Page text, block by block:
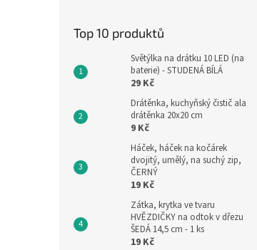
Top 10 produktů
Světýlka na drátku 10 LED (na
baterie) - STUDENÁ BÍLÁ
29 Kč
Drátěnka, kuchyňský čistič ala
drátěnka 20x20 cm
9 Kč
Háček, háček na kočárek
dvojitý, umělý, na suchý zip,
ČERNÝ
19 Kč
Zátka, krytka ve tvaru
HVĚZDIČKY na odtok v dřezu
ŠEDÁ 14,5 cm - 1 ks
19 Kč